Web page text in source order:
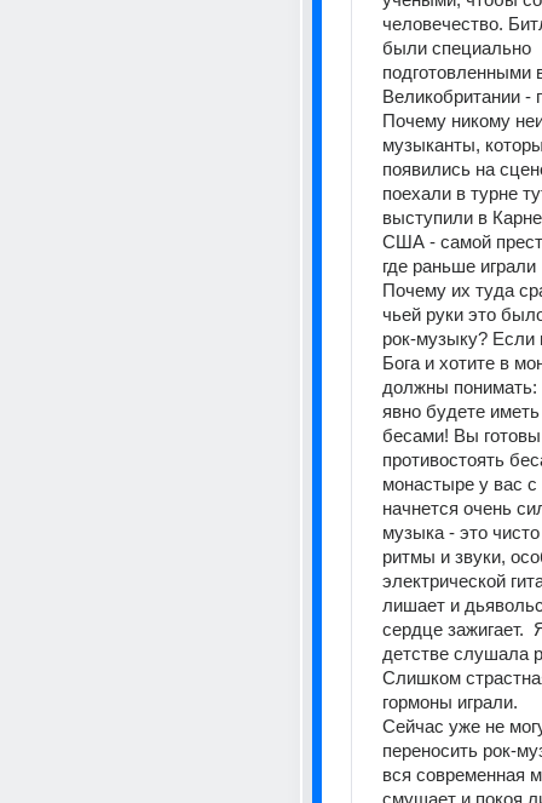
человечество.
были специально
Великобритании -
Почему никому
музыканты,
появились на
поехали в турне
выступили в
США - самой
где раньше играли
Почему их туда
чьей руки это
рок-музыку? Если
Бога и хотите в
должны
явно будете
бесами! Вы готовы
противостоять
монастыре у вас
начнется очень
музыка - это
ритмы и звуки,
электрической
лишает и
сердце зажигает.
детстве слушала
Слишком
гормоны играли.
Сейчас уже не
переносить рок-
вся современная
смущает и покоя